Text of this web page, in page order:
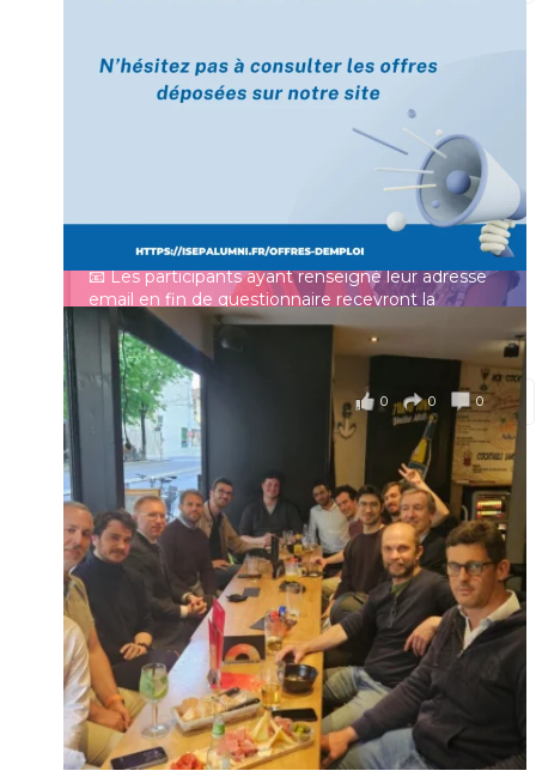
Charger plus Suivre sur Instagram
[Enquête IESF 2026] Top départ 🚀
👩‍🎓 Ingénieurs diplômés, vous avez jusqu’au 31
mai pour participer et faire entendre votre voix !
Depuis plus de 60 ans, cette enquête vise à établir
un panorama complet de la situation socio-
professionnelle des ingénieurs et scientifiques
français.
📧 Les participants ayant renseigné leur adresse
email en fin de questionnaire recevront la
synthèse des résultats...Voir plus
il y a 4 mois
0 0 0
Voir sur Facebook
Prénom
Mot de passe
Se souvenir de moi
Connexion
Identifiant oublié ?
Mot de passe
oublié ?